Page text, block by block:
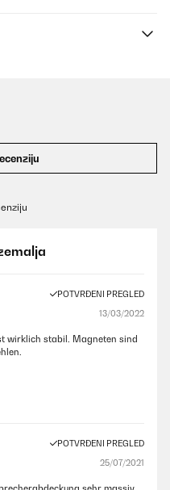
POTVRĐENI PREGLED
13/03/2022
wirklich stabil. Magneten sind
POTVRĐENI PREGLED
25/07/2021